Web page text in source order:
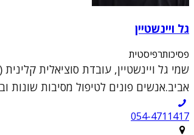
גל ויינשטיין
פסיכותרפיסטית
אביב.אנשים פונים לטיפול מסיבות שונות
054-4711417